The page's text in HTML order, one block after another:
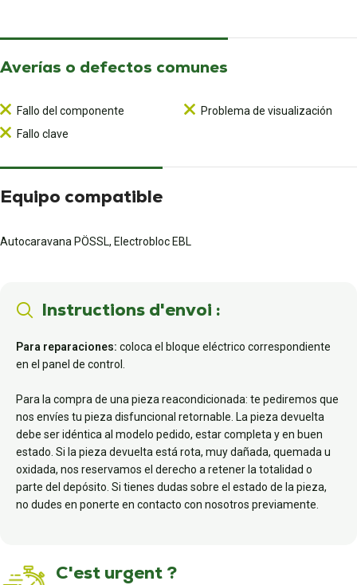
Averías o defectos comunes
Fallo del componente
Fallo clave
Problema de visualización
Equipo compatible
Autocaravana PÖSSL, Electrobloc EBL
Instructions d'envoi :
Para reparaciones: coloca el bloque eléctrico correspondiente
en el panel de control.
Para la compra de una pieza reacondicionada: te pediremos que
nos envíes tu pieza disfuncional retornable. La pieza devuelta
debe ser idéntica al modelo pedido, estar completa y en buen
estado. Si la pieza devuelta está rota, muy dañada, quemada u
oxidada, nos reservamos el derecho a retener la totalidad o
parte del depósito. Si tienes dudas sobre el estado de la pieza,
no dudes en ponerte en contacto con nosotros previamente.
C'est urgent ?